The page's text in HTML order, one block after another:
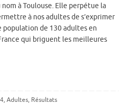
à Toulouse. Elle perpétue la
à nos adultes de s’exprimer
population de 130 adultes en
qui briguent les meilleures
,Adultes, Résultats